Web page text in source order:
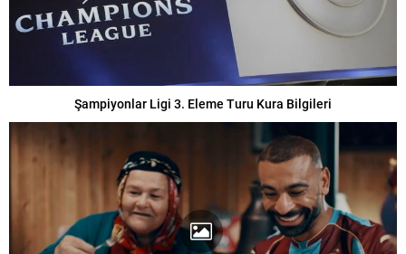
Şampiyonlar Ligi 3. Eleme Turu Kura Bilgileri